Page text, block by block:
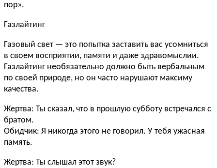
пор».
Газлайтинг
Газовый свет — это попытка заставить вас усомниться
в своем восприятии, памяти и даже здравомыслии.
Газлайтинг необязательно должно быть вербальным
по своей природе, но он часто нарушают максиму
качества.
Жертва: Ты сказал, что в прошлую субботу встречался с
братом.
Обидчик: Я никогда этого не говорил. У тебя ужасная
память.
Жертва: Ты слышал этот звук?